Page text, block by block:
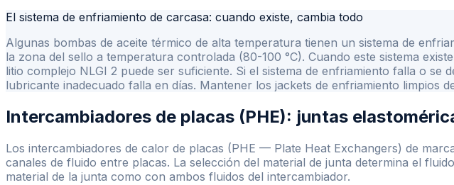
El sistema de enfriamiento de carcasa: cuando existe, cambia todo
Algunas bombas de aceite térmico de alta temperatura tienen un sistema de
la zona del sello a temperatura controlada (80-100 °C). Cuando este sistema
litio complejo NLGI 2 puede ser suficiente. Si el sistema de enfriamiento falla o
lubricante inadecuado falla en días. Mantener los jackets de enfriamiento limpios
Intercambiadores de placas (PHE): juntas
Los intercambiadores de calor de placas (PHE — Plate Heat Exchangers) de
canales de fluido entre placas. La selección del material de junta determina el
material de la junta como con ambos fluidos del intercambiador.